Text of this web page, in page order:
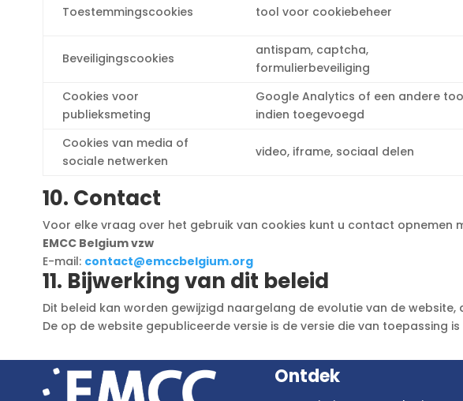
Toestemmingscookies tool voor cookiebeheer
Beveiligingscookies
antispam, captcha,
formulierbeveiliging
Cookies voor
publieksmeting
Google Analytics of een andere
indien toegevoegd
Cookies van media of
sociale netwerken
video, iframe, sociaal delen
10. Contact
Voor elke vraag over het gebruik van cookies kunt u contact opnemen
EMCC Belgium vzw
E-mail: contact@emccbelgium.org
11. Bijwerking van dit beleid
Dit beleid kan worden gewijzigd naargelang de evolutie van de
De op de website gepubliceerde versie is de versie die van toepassing
Ontdek